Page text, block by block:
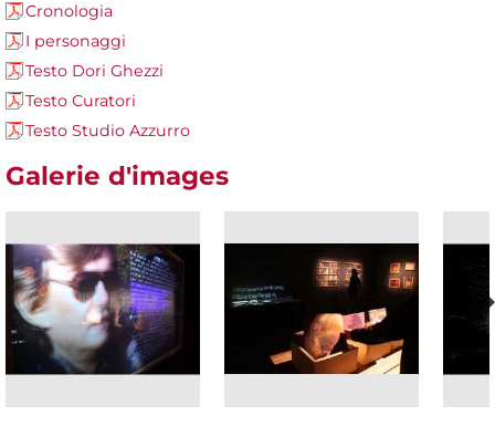
Cronologia
I personaggi
Testo Dori Ghezzi
Testo Curatori
Testo Studio Azzurro
Galerie d'images